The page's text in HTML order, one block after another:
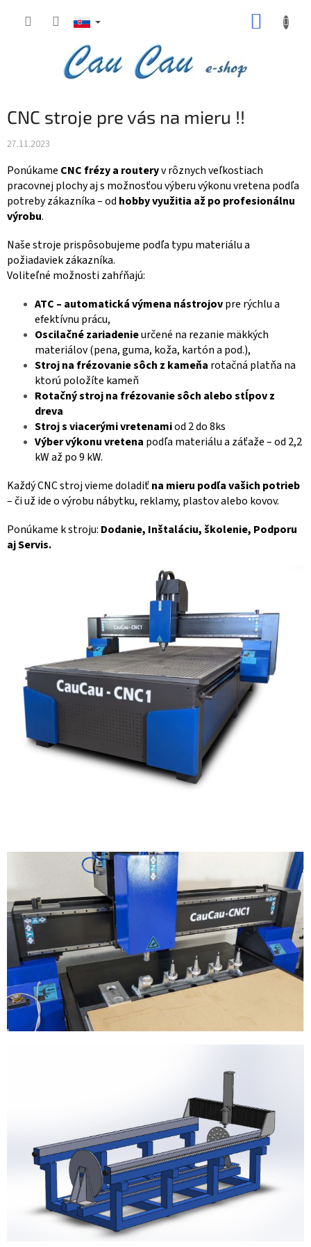
CNC stroje pre vás na mieru !!
27.11.2023
Ponúkame CNC frézy a routeryv rôznych veľkostiach
pracovnej plochy aj s možnosťou výberu výkonu vretena podľa
potreby zákazníka – od hobby využitia až po profesionálnu
výrobu.
Naše stroje prispôsobujeme podľa typu materiálu a
požiadaviek zákazníka.
Voliteľné možnosti zahŕňajú:
ATC – automatická výmena nástrojovpre rýchlu a
efektívnu prácu,
Oscilačné zariadenieurčené na rezanie mäkkých
materiálov (pena, guma, koža, kartón a pod.),
Stroj na frézovanie sôch z kameňa rotačná platňa na
ktorú položíte kameň
Rotačný stroj na frézovanie sôch alebo stĺpov z
dreva
Stroj s viacerými vretenamiod 2 do 8ks
Výber výkonu vretena podľa materiálu a záťaže – od 2,2
kW až po 9 kW.
Každý CNC stroj vieme doladiťna mieru podľa vašich potrieb
– či už ide o výrobu nábytku, reklamy, plastov alebo kovov.
Ponúkame k stroju: Dodanie, Inštaláciu, školenie, Podporu
aj Servis.